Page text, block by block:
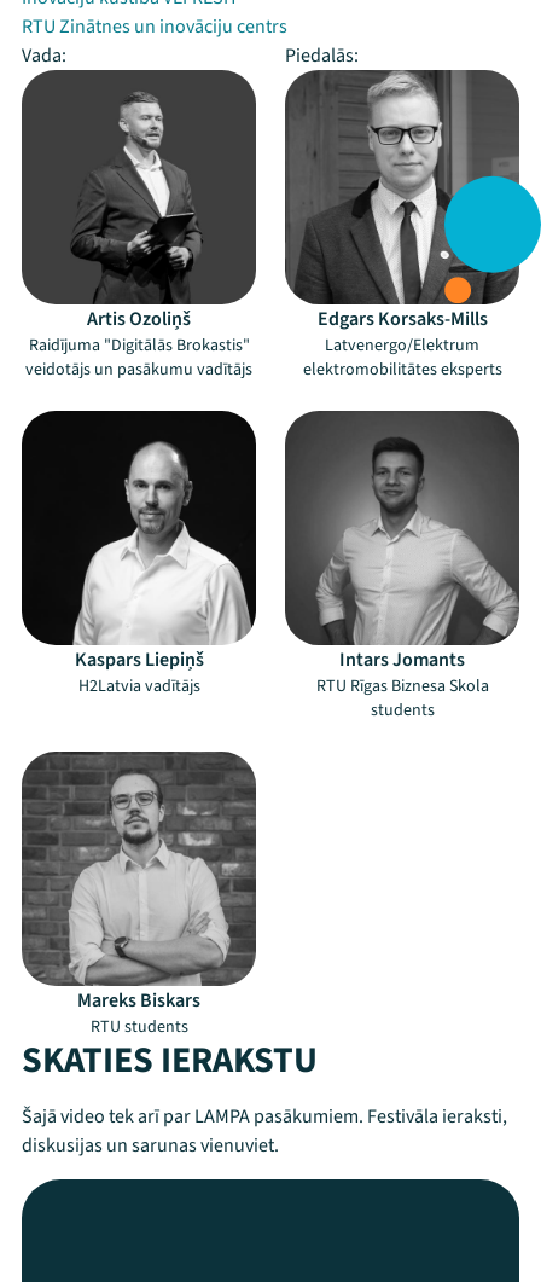
RTU Zinātnes un inovāciju centrs
Vada:
Piedalās:
Artis Ozoliņš
Raidījuma "Digitālās Brokastis"
veidotājs un pasākumu vadītājs
Edgars Korsaks-Mills
Latvenergo/Elektrum
elektromobilitātes eksperts
Kaspars Liepiņš
H2Latvia vadītājs
Intars Jomants
RTU Rīgas Biznesa Skola
students
Mareks Biskars
RTU students
SKATIES IERAKSTU
Šajā video tek arī par LAMPA pasākumiem. Festivāla ieraksti,
diskusijas un sarunas vienuviet.